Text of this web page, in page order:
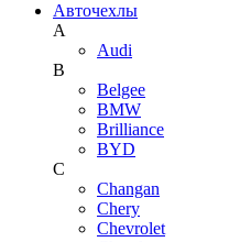
Авточехлы
A
Audi
B
Belgee
BMW
Brilliance
BYD
C
Changan
Chery
Chevrolet